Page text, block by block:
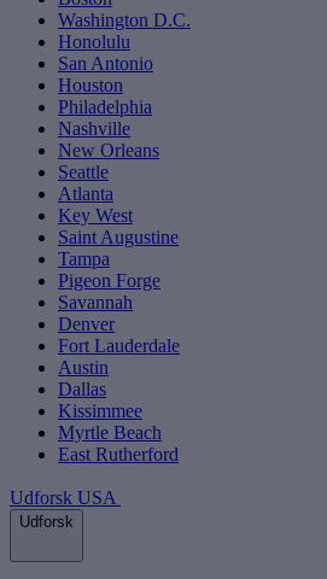
Washington D.C.
Honolulu
San Antonio
Houston
Philadelphia
Nashville
New Orleans
Seattle
Atlanta
Key West
Saint Augustine
Tampa
Pigeon Forge
Savannah
Denver
Fort Lauderdale
Austin
Dallas
Kissimmee
Myrtle Beach
East Rutherford
Udforsk USA
Udforsk